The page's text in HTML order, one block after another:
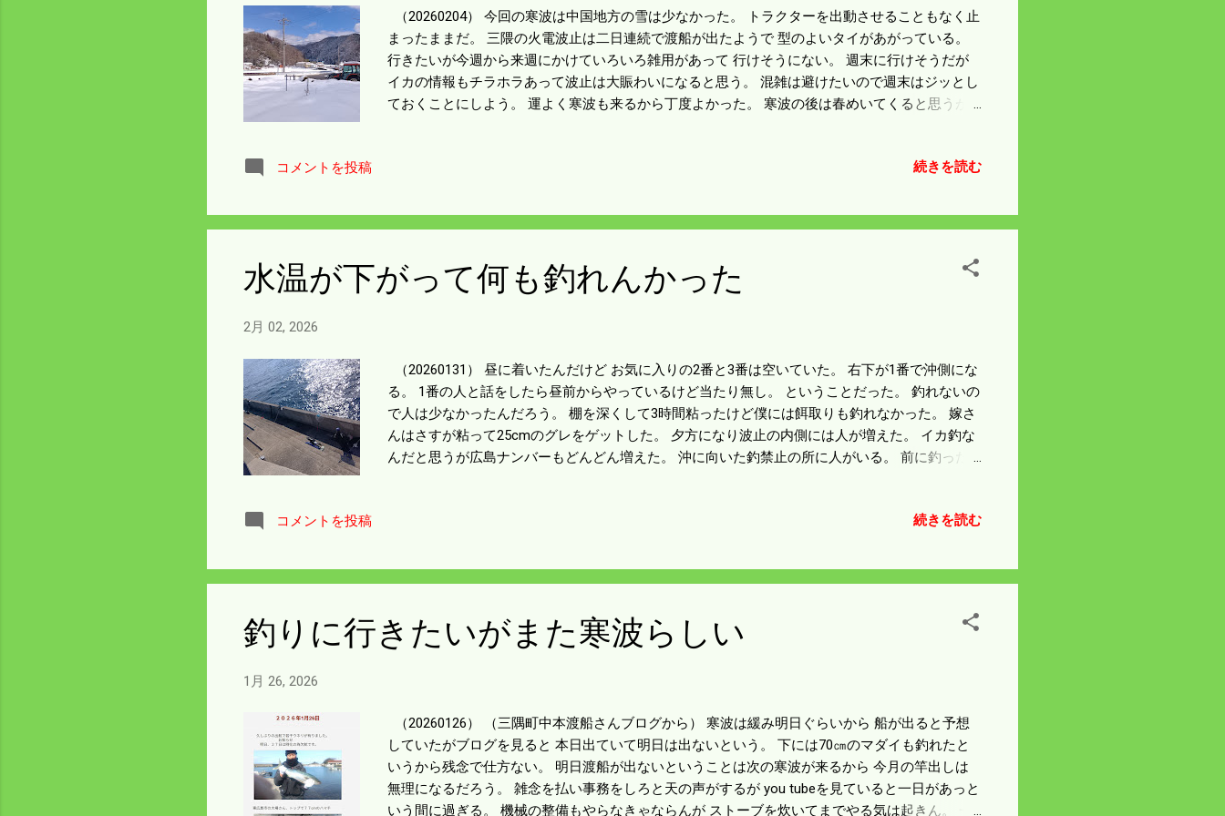
（20260204） 今回の寒波は中国地方の雪は少なかった。 トラクターを出動させることもなく止
まったままだ。 三隈の火電波止は二日連続で渡船が出たようで 型のよいタイがあがっている。
行きたいが今週から来週にかけていろいろ雑用があって 行けそうにない。 週末に行けそうだが
イカの情報もチラホラあって波止は大賑わいになると思う。 混雑は避けたいので週末はジッとし
ておくことにしよう。 運よく寒波も来るから丁度よかった。 寒波の後は春めいてくると思うが
コメントを投稿 続きを読む
水温が下がって何も釣れんかった
2月 02, 2026
（20260131） 昼に着いたんだけど お気に入りの2番と3番は空いていた。 右下が1番で沖側にな
る。 1番の人と話をしたら昼前からやっているけど当たり無し。 ということだった。 釣れないの
で人は少なかったんだろう。 棚を深くして3時間粘ったけど僕には餌取りも釣れなかった。 嫁さ
んはさすが粘って25cmのグレをゲットした。 夕方になり波止の内側には人が増えた。 イカ釣な
んだと思うが広島ナンバーもどんどん増えた。 沖に向いた釣禁止の所に人がいる。 前に釣った
コメントを投稿 続きを読む
釣りに行きたいがまた寒波らしい
1月 26, 2026
（20260126） （三隅町中本渡船さんブログから） 寒波は緩み明日ぐらいから 船が出ると予想
していたがブログを見ると 本日出ていて明日は出ないという。 下には70㎝のマダイも釣れたと
いうから残念で仕方ない。 明日渡船が出ないということは次の寒波が来るから 今月の竿出しは
無理になるだろう。 雑念を払い事務をしろと天の声がするが you tubeを見ていると一日があっと
いう間に過ぎる。 機械の整備もやらなきゃならんが ストーブを炊いてまでやる気は起きん。 一